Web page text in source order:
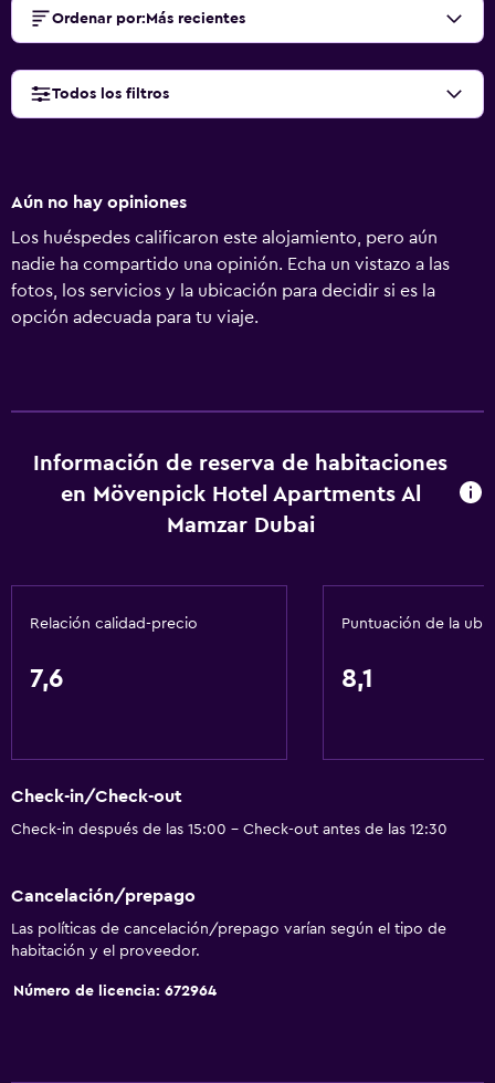
Ordenar por: Más recientes
Todos los filtros
Aún no hay opiniones
Los huéspedes calificaron este alojamiento, pero aún
nadie ha compartido una opinión. Echa un vistazo a las
fotos, los servicios y la ubicación para decidir si es la
opción adecuada para tu viaje.
Información de reserva de habitaciones
en Mövenpick Hotel Apartments Al
Mamzar Dubai
Relación calidad-precio
7,6
Puntuación de la
8,1
Check-in/Check-out
Check-in después de las 15:00 - Check-out antes de las 12:30
Cancelación/prepago
Las políticas de cancelación/prepago varían según el tipo de
habitación y el proveedor.
Número de licencia: 672964